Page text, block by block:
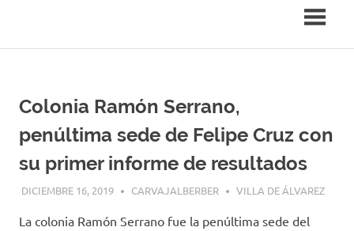
Colonia Ramón Serrano,
penúltima sede de Felipe Cruz con
su primer informe de resultados
DICIEMBRE 16, 2019 CARVAJALBERBER VILLA DE ÁLVAREZ
La colonia Ramón Serrano fue la penúltima sede del